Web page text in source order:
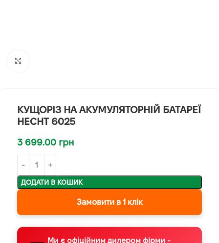
КУЩОРІЗ НА АКУМУЛЯТОРНІЙ БАТАРЕЇ
HECHT 6025
3 699.00 грн
ДОДАТИ В КОШИК
Замовити в 1 клік
Ми є офіційним дилером фірми -